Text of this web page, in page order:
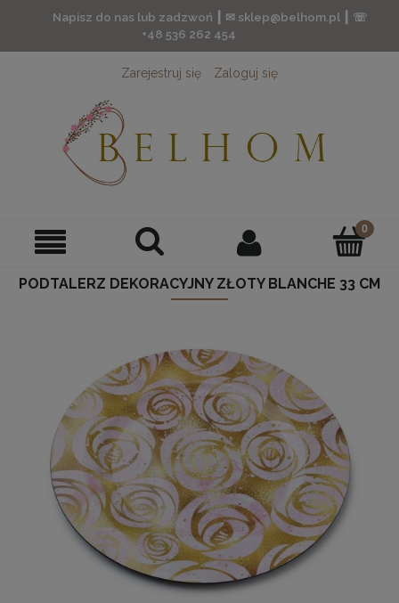
Napisz do nas lub zadzwoń ┃ ✉ sklep@belhom.pl ┃ ☏
+48 536 262 454
Zarejestruj się Zaloguj się
PODTALERZ DEKORACYJNY ZŁOTY BLANCHE 33 CM